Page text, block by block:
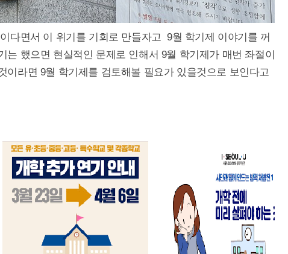
다면서 이 위기를 기회로 만들자고 9월 학기제 이야기를 꺼
는 했으면 현실적인 문제로 인해서 9월 학기제가 매번 좌절이
이라면 9월 학기제를 검토해볼 필요가 있을것으로 보인다고